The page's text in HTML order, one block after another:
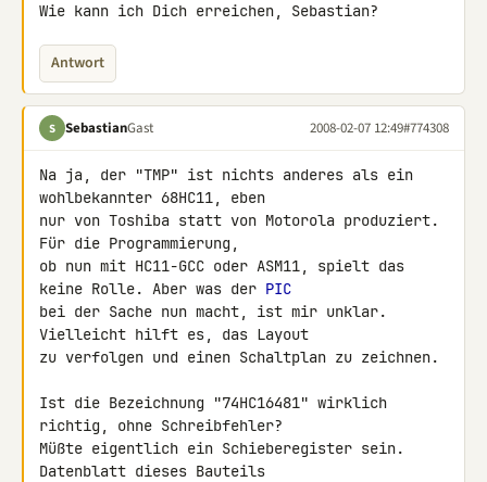
Wie kann ich Dich erreichen, Sebastian?
Antwort
S SebastianGast 2008-02-07 12:49#774308
Na ja, der "TMP" ist nichts anderes als ein
wohlbekannter 68HC11, eben
nur von Toshiba statt von Motorola produziert.
Für die Programmierung,
ob nun mit HC11-GCC oder ASM11, spielt das
keine Rolle. Aber was der PIC
bei der Sache nun macht, ist mir unklar.
Vielleicht hilft es, das Layout
zu verfolgen und einen Schaltplan zu zeichnen.
Ist die Bezeichnung "74HC16481" wirklich
richtig, ohne Schreibfehler?
Müßte eigentlich ein Schieberegister sein.
Datenblatt dieses Bauteils